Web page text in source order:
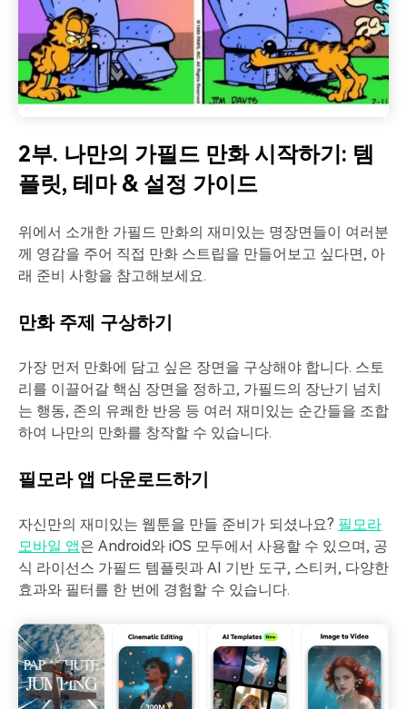
2부. 나만의 가필드 만화 시작하기: 템
플릿, 테마 & 설정 가이드
위에서 소개한 가필드 만화의 재미있는 명장면들이 여러분
께 영감을 주어 직접 만화 스트립을 만들어보고 싶다면, 아
래 준비 사항을 참고해보세요.
만화 주제 구상하기
가장 먼저 만화에 담고 싶은 장면을 구상해야 합니다. 스토
리를 이끌어갈 핵심 장면을 정하고, 가필드의 장난기 넘치
는 행동, 존의 유쾌한 반응 등 여러 재미있는 순간들을 조합
하여 나만의 만화를 창작할 수 있습니다.
필모라 앱 다운로드하기
자신만의 재미있는 웹툰을 만들 준비가 되셨나요? 필모라
모바일 앱은 Android와 iOS 모두에서 사용할 수 있으며, 공
식 라이선스 가필드 템플릿과 AI 기반 도구, 스티커, 다양한
효과와 필터를 한 번에 경험할 수 있습니다.